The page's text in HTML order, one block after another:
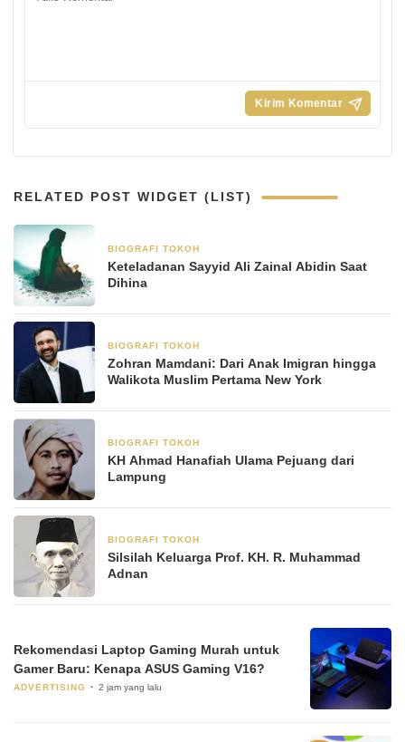
RELATED POST WIDGET (LIST)
BIOGRAFI TOKOH
Keteladanan Sayyid Ali Zainal Abidin Saat
Dihina
BIOGRAFI TOKOH
Zohran Mamdani: Dari Anak Imigran hingga
Walikota Muslim Pertama New York
BIOGRAFI TOKOH
KH Ahmad Hanafiah Ulama Pejuang dari
Lampung
BIOGRAFI TOKOH
Silsilah Keluarga Prof. KH. R. Muhammad
Adnan
Rekomendasi Laptop Gaming Murah untuk
Gamer Baru: Kenapa ASUS Gaming V16?
ADVERTISING 2 jam yang lalu